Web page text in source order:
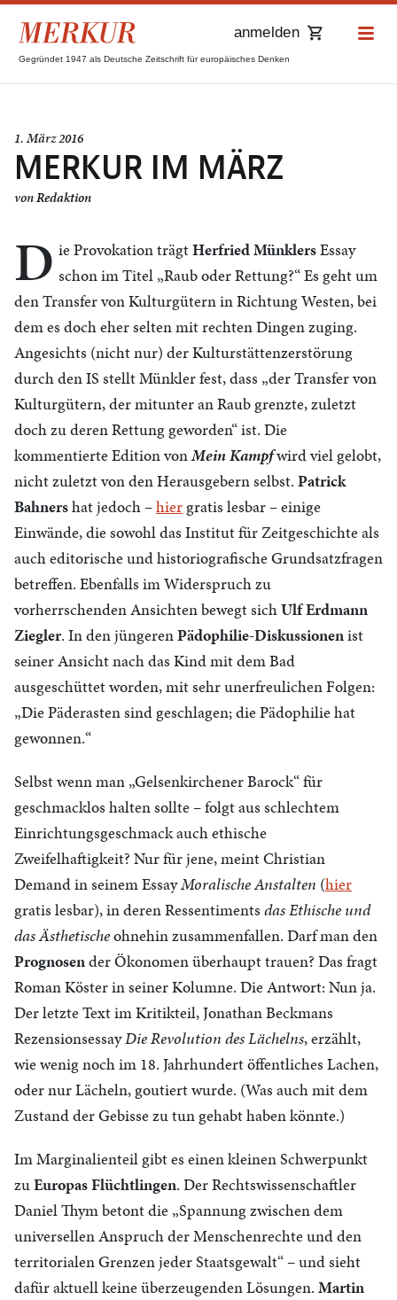
Gegründet 1947 als Deutsche Zeitschrift für europäisches Denken
anmelden
1. März 2016
MERKUR IM MÄRZ
vonRedaktion
D ie Provokation trägtHerfried MünklersEssay
schon im Titel „Raub oder Rettung?“ Es geht um
den Transfer von Kulturgütern in Richtung Westen, bei
dem es doch eher selten mit rechten Dingen zuging.
Angesichts (nicht nur) der Kulturstättenzerstörung
durch den IS stellt Münkler fest, dass „der Transfer von
Kulturgütern, der mitunter an Raub grenzte, zuletzt
doch zu deren Rettung geworden“ ist. Die
kommentierte Edition vonMein Kampfwird viel gelobt,
nicht zuletzt von den Herausgebern selbst. Patrick
Bahnershat jedoch –hier gratis lesbar – einige
Einwände, die sowohl das Institut für Zeitgeschichte als
auch editorische und historiografische Grundsatzfragen
betreffen. Ebenfalls im Widerspruch zu
vorherrschenden Ansichten bewegt sichUlf Erdmann
Ziegler. In den jüngerenPädophilie-Diskussionenist
seiner Ansicht nach das Kind mit dem Bad
ausgeschüttet worden, mit sehr unerfreulichen Folgen:
„Die Päderasten sind geschlagen; die Pädophilie hat
gewonnen.“
Selbst wenn man „Gelsenkirchener Barock“ für
geschmacklos halten sollte – folgt aus schlechtem
Einrichtungsgeschmack auch ethische
Zweifelhaftigkeit? Nur für jene, meint Christian
Demand in seinem EssayMoralische Anstalten (hier
gratis lesbar), in deren Ressentiments das Ethische und
das Ästhetischeohnehin zusammenfallen. Darf man den
Prognosender Ökonomen überhaupt trauen? Das fragt
Roman Köster in seiner Kolumne. Die Antwort: Nun ja.
Der letzte Text im Kritikteil, Jonathan Beckmans
RezensionsessayDie Revolution des Lächelns, erzählt,
wie wenig noch im 18. Jahrhundert öffentliches Lachen,
oder nur Lächeln, goutiert wurde. (Was auch mit dem
Zustand der Gebisse zu tun gehabt haben könnte.)
Im Marginalienteil gibt es einen kleinen Schwerpunkt
zuEuropas Flüchtlingen. DerRechtswissenschaftler
Daniel Thym betont die „Spannung zwischen dem
universellen Anspruch der Menschenrechte und den
territorialen Grenzen jeder Staatsgewalt“ –und sieht
dafür aktuell keine überzeugenden Lösungen. Martin